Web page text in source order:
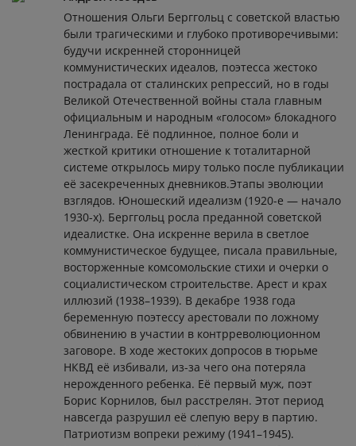
Отношения Ольги Берггольц с советской властью
были трагическими и глубоко противоречивыми:
будучи искренней сторонницей
коммунистических идеалов, поэтесса жестоко
пострадала от сталинских репрессий, но в годы
Великой Отечественной войны стала главным
официальным и народным «голосом» блокадного
Ленинграда. Её подлинное, полное боли и
жесткой критики отношение к тоталитарной
системе открылось миру только после публикации
её засекреченных дневников.Этапы эволюции
взглядов. Юношеский идеализм (1920-е — начало
1930-х). Берггольц росла преданной советской
идеалистке. Она искренне верила в светлое
коммунистическое будущее, писала правильные,
восторженные комсомольские стихи и очерки о
социалистическом строительстве. Арест и крах
иллюзий (1938–1939). В декабре 1938 года
беременную поэтессу арестовали по ложному
обвинению в участии в контрреволюционном
заговоре. В ходе жестоких допросов в тюрьме
НКВД её избивали, из-за чего она потеряла
нерожденного ребенка. Её первый муж, поэт
Борис Корнилов, был расстрелян. Этот период
навсегда разрушил её слепую веру в партию.
Патриотизм вопреки режиму (1941–1945).